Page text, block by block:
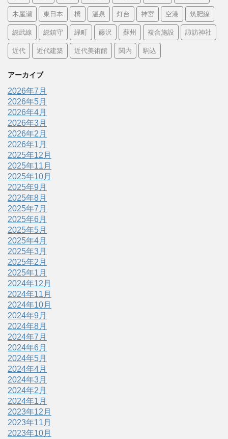
木屋瀬 東日本 橋 温泉 灯台 神宮 空港 筑肥線
総武線 総鎮守 緑町 藤沢 蘇州 複合施設 諏訪神社
近代 近代建築 近代美術館 関内 駒込
アーカイブ
2026年7月
2026年5月
2026年4月
2026年3月
2026年2月
2026年1月
2025年12月
2025年11月
2025年10月
2025年9月
2025年8月
2025年7月
2025年6月
2025年5月
2025年4月
2025年3月
2025年2月
2025年1月
2024年12月
2024年11月
2024年10月
2024年9月
2024年8月
2024年7月
2024年6月
2024年5月
2024年4月
2024年3月
2024年2月
2024年1月
2023年12月
2023年11月
2023年10月